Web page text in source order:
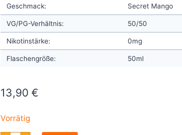
Geschmack: Secret Mango
VG/PG-Verhältnis: 50/50
Nikotinstärke: 0mg
Flaschengröße: 50ml
13,90 €
Vorrätig